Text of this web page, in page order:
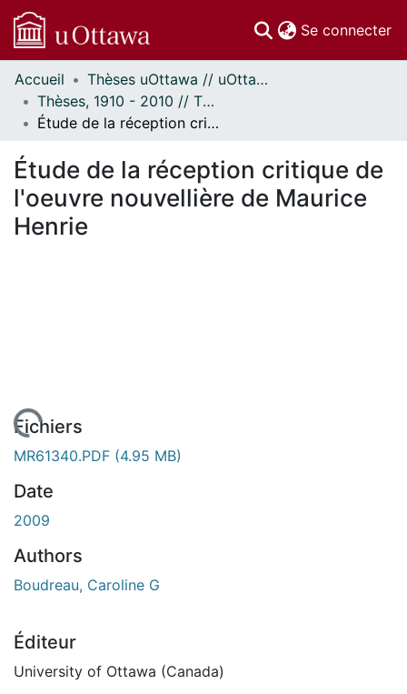
Se connecter
Communautés
et collections
Parcourir
Statistiques
À propos
Accueil
Thèses uOttawa // uOttawa Theses
Thèses, 1910 - 2010 // Theses, 1910 - 2010
Étude de la réception critique de l'oeuvre nouvellière de Maurice Henrie
Étude de la réception critique de
l'oeuvre nouvellière de Maurice
Henrie
Fichiers
MR61340.PDF (4.95 MB)
Date
2009
Authors
Boudreau, Caroline G
Éditeur
University of Ottawa (Canada)